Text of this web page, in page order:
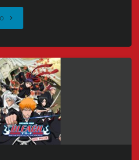
[Mkv]
Bits]
[x264
DTS]
[NUEVO
APORTE-
no
Na
wo
Yobu)
(Bleach
Fade
to
"Bleach
2:
The
DiamondDust
Rebellion
–